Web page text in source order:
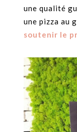
une qualité
une pizza au
soutenir le